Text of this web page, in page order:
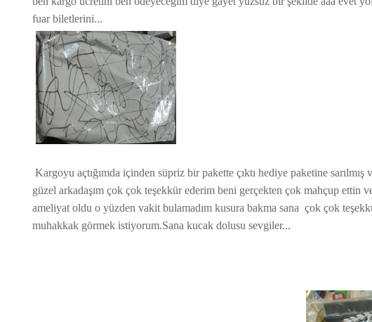
fuar biletlerini...
Kargoyu açtığımda içinden süpriz bir pakette çıktı hediye paketine
güzel arkadaşım çok çok teşekkür ederim beni gerçekten çok mahçup ettin
ameliyat oldu o yüzden vakit bulamadım kusura bakma sana çok çok
muhakkak görmek istiyorum.Sana kucak dolusu sevgiler...